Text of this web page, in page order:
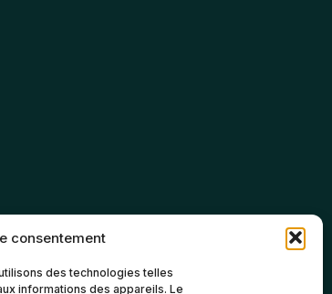
consentement
des technologies telles
informations des appareils. Le